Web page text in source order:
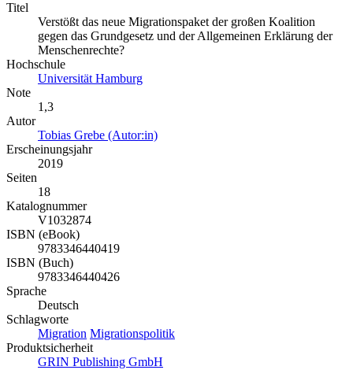
Titel
Verstößt das neue Migrationspaket der großen Koalition
gegen das Grundgesetz und der Allgemeinen Erklärung der
Menschenrechte?
Hochschule
Universität Hamburg
Note
1,3
Autor
Tobias Grebe (Autor:in)
Erscheinungsjahr
2019
Seiten
18
Katalognummer
V1032874
ISBN (eBook)
9783346440419
ISBN (Buch)
9783346440426
Sprache
Deutsch
Schlagworte
Migration Migrationspolitik
Produktsicherheit
GRIN Publishing GmbH